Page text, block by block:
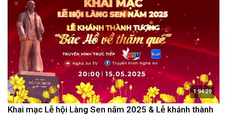
1:94:29
Khai mạc Lễ hội Làng Sen năm 2025 & Lễ khánh thành